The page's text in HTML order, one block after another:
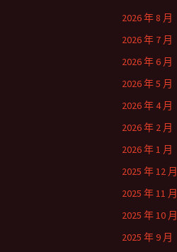
2026 年 8 月
2026 年 7 月
2026 年 6 月
2026 年 5 月
2026 年 4 月
2026 年 2 月
2026 年 1 月
2025 年 12 月
2025 年 11 月
2025 年 10 月
2025 年 9 月